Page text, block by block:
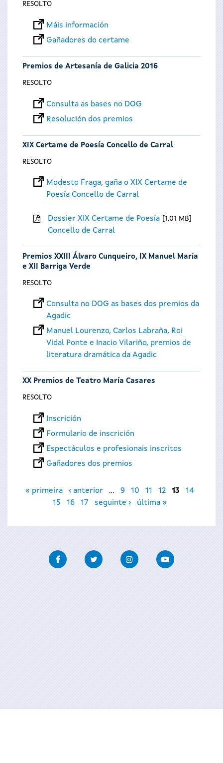
RESOLTO
Máis información
Gañadores do certame
Premios de Artesanía de Galicia 2016
RESOLTO
Consulta as bases no DOG
Resolución dos premios
XIX Certame de Poesía Concello de Carral
RESOLTO
Modesto Fraga, gaña o XIX Certame de
Poesía Concello de Carral
Dossier XIX Certame de Poesía
Concello de Carral
1.01 MB
Premios XXIII Álvaro Cunqueiro, IX Manuel María
e XII Barriga Verde
RESOLTO
Consulta no DOG as bases dos premios da
Agadic
Manuel Lourenzo, Carlos Labraña, Roi
Vidal Ponte e Inacio Vilariño, premios de
literatura dramática da Agadic
XX Premios de Teatro María Casares
RESOLTO
Inscrición
Formulario de inscrición
Espectáculos e profesionais inscritos
Gañadores dos premios
Páxinas
« primeira ‹ anterior … 9 10 11 12 13
14
15
16 17 seguinte › última »
FacebookTwitter InstagramYoutube